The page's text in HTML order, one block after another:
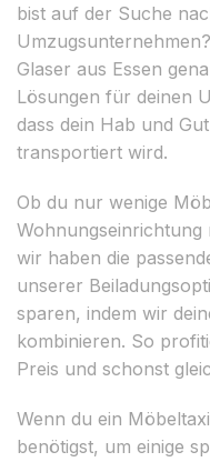
bist auf der Suche
Glaser aus Essen
Lösungen für deinen
dass dein Hab und
transportiert wird.
Ob du nur wenige
Wohnungseinrichtung
wir haben die
unserer
sparen, indem wir
kombinieren. So
Preis und schonst
Wenn du ein
benötigst, um einige